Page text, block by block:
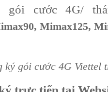
gói cước 4G/
Mimax125,
ký gói cước 4G Viettel